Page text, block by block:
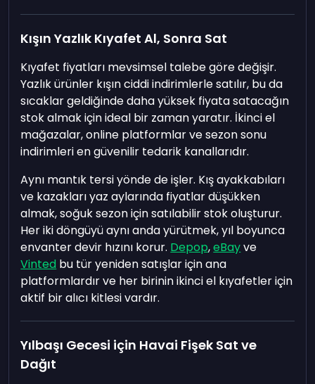
Kışın Yazlık Kıyafet Al, Sonra Sat
Kıyafet fiyatları mevsimsel talebe göre değişir.
Yazlık ürünler kışın ciddi indirimlerle satılır, bu da
sıcaklar geldiğinde daha yüksek fiyata satacağın
stok almak için ideal bir zaman yaratır. İkinci el
mağazalar, online platformlar ve sezon sonu
indirimleri en güvenilir tedarik kanallarıdır.
Aynı mantık tersi yönde de işler. Kış ayakkabıları
ve kazakları yaz aylarında fiyatlar düşükken
almak, soğuk sezon için satılabilir stok oluşturur.
Her iki döngüyü aynı anda yürütmek, yıl boyunca
envanter devir hızını korur. Depop,eBayve
Vinted bu tür yeniden satışlar için ana
platformlardır ve her birinin ikinci el kıyafetler için
aktif bir alıcı kitlesi vardır.
Yılbaşı Gecesi için Havai Fişek Sat ve
Dağıt